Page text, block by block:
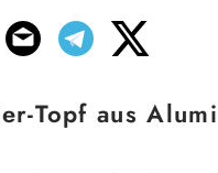
Topf aus